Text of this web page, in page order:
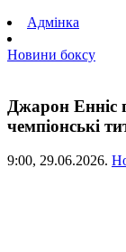
Адмінка
Новини боксу
Джарон Енніс
чемпіонські
9:00, 29.06.2026.